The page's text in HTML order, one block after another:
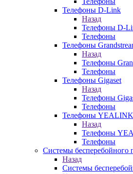
Телефоны D-Link
Назад
Телефоны D-
Телефоны
Телефоны
Назад
Телефоны
Телефоны
Телефоны Gigaset
Назад
Телефоны
Телефоны
Телефоны YEALINK
Назад
Телефоны
Телефоны
Системы бесперебойного
Назад
Системы